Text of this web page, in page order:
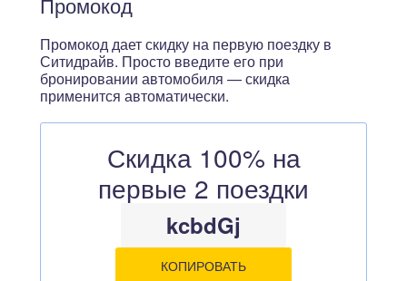
Промокод дает скидку на первую поездку в
Ситидрайв. Просто введите его при
бронировании автомобиля — скидка
применится автоматически.
Скидка 100% на
первые 2 поездки
kcbdGj
КОПИРОВАТЬ